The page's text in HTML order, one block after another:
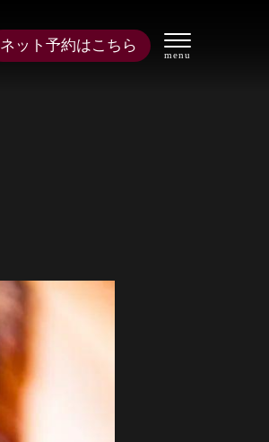
ネット予約はこちら